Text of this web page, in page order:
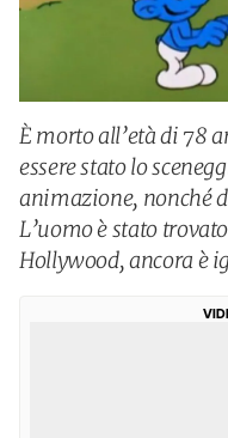
È morto all’età di 78
essere stato lo
animazione, nonché
L’uomo è stato
Hollywood, ancora è